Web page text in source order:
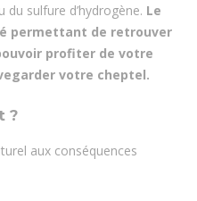
sulfure d’hydrogène. Le
permettant de retrouver
profiter de votre
votre cheptel.
?
aux conséquences